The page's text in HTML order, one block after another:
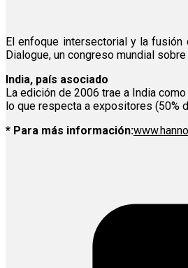
El enfoque intersectorial y la
Dialogue, un congreso mundial sobre
India, país asociado
La edición de 2006 trae a India
lo que respecta a expositores (50%
* Para más información: